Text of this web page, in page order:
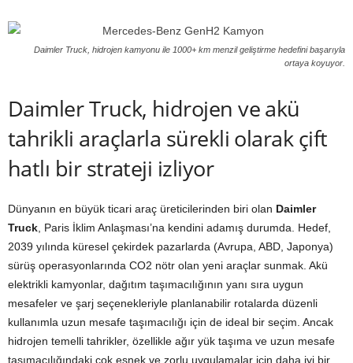
Daimler Truck, hidrojen kamyonu ile 1000+ km menzil geliştirme hedefini başarıyla
ortaya koyuyor.
Daimler Truck, hidrojen ve akü
tahrikli araçlarla sürekli olarak çift
hatlı bir strateji izliyor
Dünyanın en büyük ticari araç üreticilerinden biri olan Daimler
Truck , Paris İklim Anlaşması’na kendini adamış durumda. Hedef,
2039 yılında küresel çekirdek pazarlarda (Avrupa, ABD, Japonya)
sürüş operasyonlarında CO2 nötr olan yeni araçlar sunmak. Akü
elektrikli kamyonlar, dağıtım taşımacılığının yanı sıra uygun
mesafeler ve şarj seçenekleriyle planlanabilir rotalarda düzenli
kullanımla uzun mesafe taşımacılığı için de ideal bir seçim. Ancak
hidrojen temelli tahrikler, özellikle ağır yük taşıma ve uzun mesafe
taşımacılığındaki çok esnek ve zorlu uygulamalar için daha iyi bir